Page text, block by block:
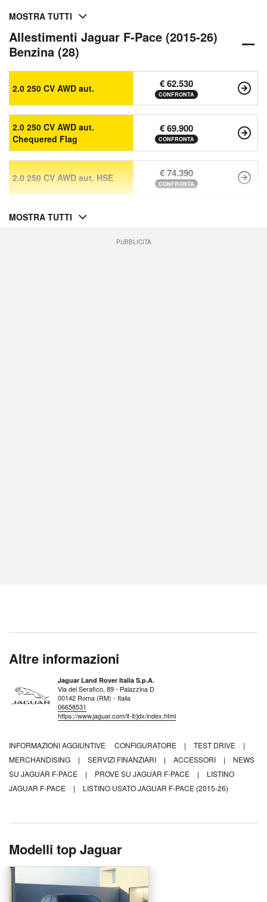
MOSTRA TUTTI
Allestimenti Jaguar F-Pace (2015-26)
Benzina (28)
2.0 250 CV AWD aut. € 62.530
CONFRONTA
2.0 250 CV AWD aut.
Chequered Flag
€ 69.900
CONFRONTA
2.0 250 CV AWD aut. HSE € 74.390
CONFRONTA
MOSTRA TUTTI
PUBBLICITÀ
Altre informazioni
Jaguar Land Rover Italia S.p.A.
Via del Serafico, 89 - Palazzina D
00142 Roma (RM) - Italia
06658531
https://www.jaguar.com/it-it/jdx/index.html
INFORMAZIONI AGGIUNTIVE CONFIGURATORE | TEST DRIVE
|
MERCHANDISING
| SERVIZI FINANZIARI | ACCESSORI |
NEWS
SU JAGUAR F-PACE
| PROVE SU JAGUAR F-PACE |
LISTINO
JAGUAR F-PACE
| LISTINO USATO JAGUAR F-PACE (2015-26)
Modelli top Jaguar